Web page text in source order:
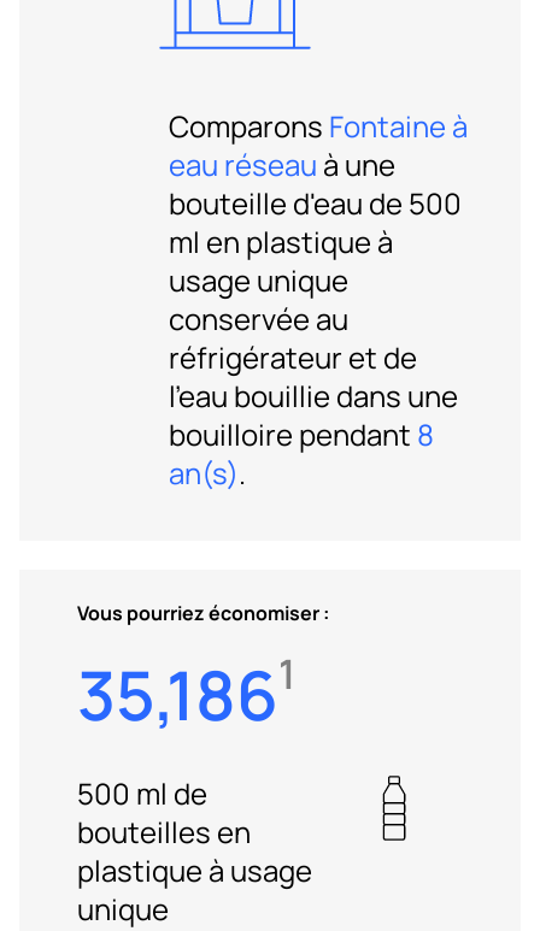
Comparons Fontaine à
eau réseau à une
bouteille d'eau de 500
ml en plastique à
usage unique
conservée au
réfrigérateur et de
l'eau bouillie dans une
bouilloire pendant 8
an(s).
Vous pourriez économiser :
35,1861
500 ml de
bouteilles en
plastique à usage
unique